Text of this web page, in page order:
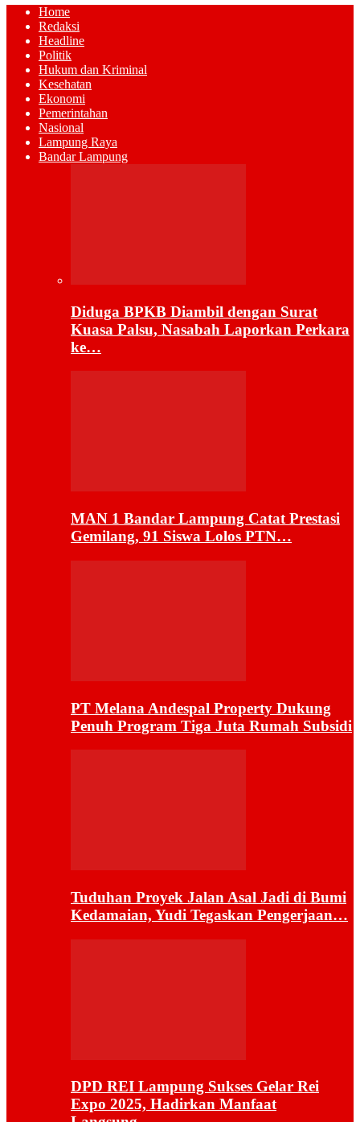
Home
Redaksi
Headline
Politik
Hukum dan Kriminal
Kesehatan
Ekonomi
Pemerintahan
Nasional
Lampung Raya
Bandar Lampung
Diduga BPKB Diambil dengan Surat
Kuasa Palsu, Nasabah Laporkan Perkara
ke…
MAN 1 Bandar Lampung Catat Prestasi
Gemilang, 91 Siswa Lolos PTN…
PT Melana Andespal Property Dukung
Penuh Program Tiga Juta Rumah Subsidi
Tuduhan Proyek Jalan Asal Jadi di Bumi
Kedamaian, Yudi Tegaskan Pengerjaan…
DPD REI Lampung Sukses Gelar Rei
Expo 2025, Hadirkan Manfaat